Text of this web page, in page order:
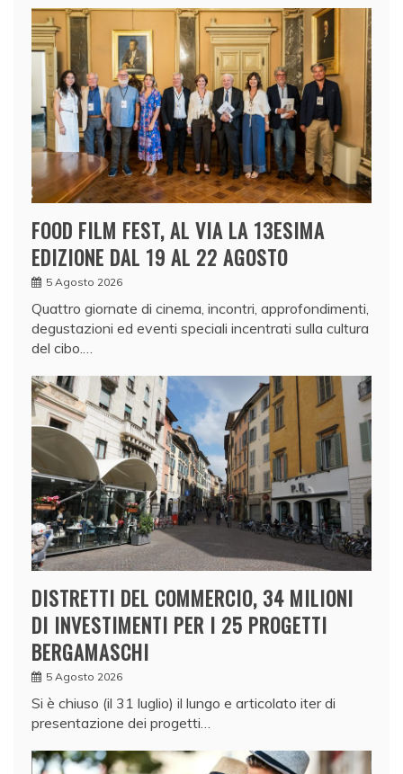
FOOD FILM FEST, AL VIA LA 13ESIMA
EDIZIONE DAL 19 AL 22 AGOSTO
5 Agosto 2026
Quattro giornate di cinema, incontri, approfondimenti,
degustazioni ed eventi speciali incentrati sulla cultura
del cibo.…
DISTRETTI DEL COMMERCIO, 34 MILIONI
DI INVESTIMENTI PER I 25 PROGETTI
BERGAMASCHI
5 Agosto 2026
Si è chiuso (il 31 luglio) il lungo e articolato iter di
presentazione dei progetti…